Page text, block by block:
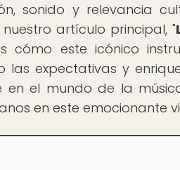
sonido y relevancia
nuestro artículo principal, "
cómo este icónico
las expectativas y
en el mundo de la
en este emocionante